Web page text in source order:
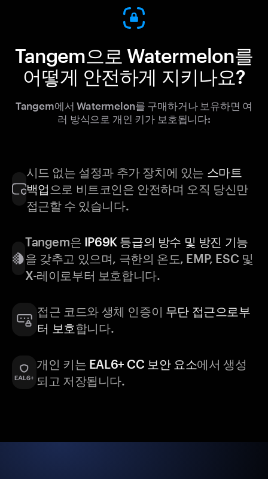
Tangem으로 Watermelon를
어떻게 안전하게 지키나요?
Tangem에서 Watermelon를 구매하거나 보유하면 여
러 방식으로 개인 키가 보호됩니다:
시드 없는 설정과 추가 장치에 있는 스마트
백업 으로 비트코인은 안전하며 오직 당신만
접근할 수 있습니다.
Tangem은 IP69K 등급의 방수 및 방진 기능
을 갖추고 있으며, 극한의 온도, EMP, ESC 및
X-레이로부터 보호합니다.
접근 코드와 생체 인증이 무단 접근으로부
터 보호합니다.
개인 키는 EAL6+ CC 보안 요소에서 생성
되고 저장됩니다.